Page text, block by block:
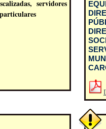
servidores